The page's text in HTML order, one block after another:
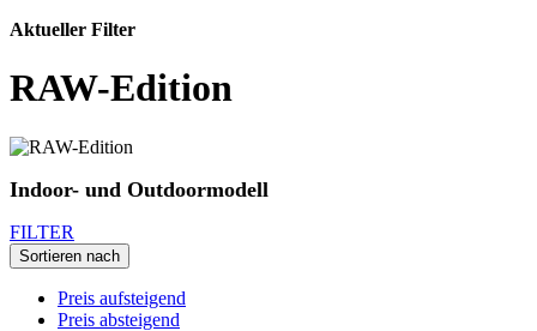
Aktueller Filter
RAW-Edition
Indoor- und Outdoormodell
FILTER
Sortieren nach
Preis aufsteigend
Preis absteigend